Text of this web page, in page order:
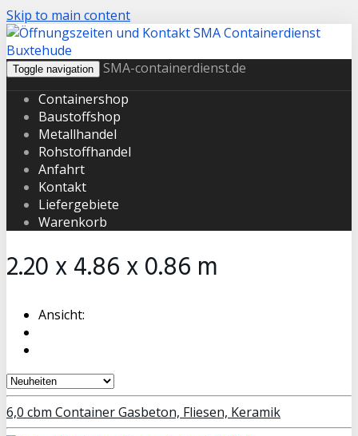
Skip to main content
Toggle navigation
SMA-containerdienst.de
Containershop
Baustoffshop
Metallhandel
Rohstoffhandel
Anfahrt
Kontakt
Liefergebiete
Warenkorb
2.20 x 4.86 x 0.86 m
Ansicht:
6,0 cbm Container Gasbeton, Fliesen, Keramik